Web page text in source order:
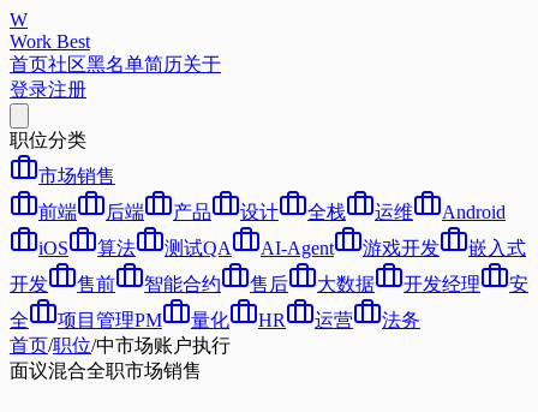
W
Work Best
首页社区黑名单简历关于
登录注册
职位分类
市场销售
前端
后端 产品 设计 全栈 运维
Android
iOS
算法 测试QA AI-Agent 游戏开发
嵌入式
开发
售前 智能合约 售后 大数据 开发经理
安
全
项目管理PM 量化 HR 运营
法务
首页/职位/中市场账户执行
面议混合全职市场销售